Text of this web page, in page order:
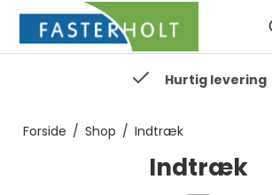
Hurtig levering
Forside / Shop / Indtræk
Indtræk